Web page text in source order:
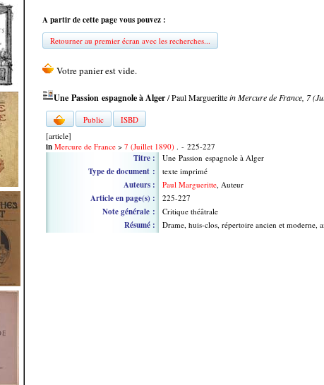
A partir de cette page vous pouvez :
Retourner au premier écran avec les recherches...
Une Passion espagnole à Alger/ Paul Marguerittein Mercure de France, 7
Public
ISBD
[article]
in Mercure de France > 7 (Juillet 1890) . - 225-227
Titre : Une Passion espagnole à Alger
Type de document : texte imprimé
Auteurs : Paul Margueritte, Auteur
Article en page(s) : 225-227
Note générale : Critique théâtrale
Résumé : Drame, huis-clos, répertoire ancien et moderne,